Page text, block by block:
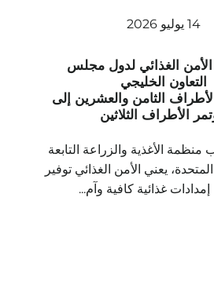
14 يوليو 2026
الغذائي لدول مجلس
التعاون الخليجي
الثامن والعشرين إلى
الأطراف الثلاثين
الأغذية والزراعة التابعة
يعني الأمن الغذائي توفير
إمدادات غذائية كافية وآم...